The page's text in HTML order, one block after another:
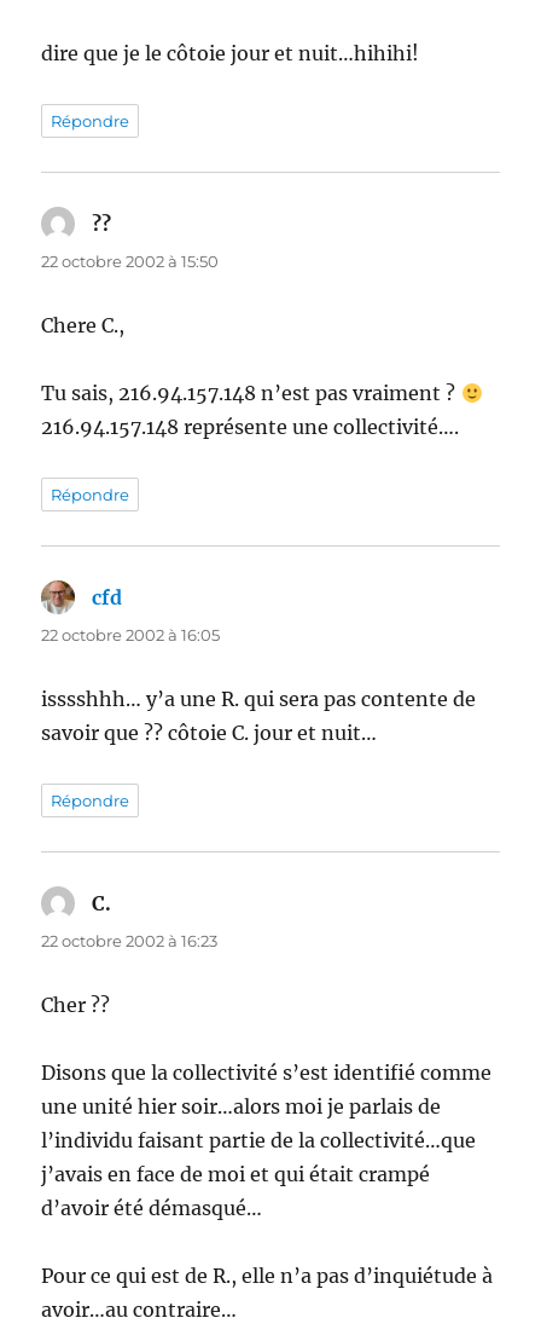
dire que je le côtoie jour et nuit…hihihi!
Répondre
??
22 octobre 2002 à 15:50
Chere C.,
Tu sais, 216.94.157.148 n’est pas vraiment ?
216.94.157.148 représente une collectivité….
Répondre
cfd
22 octobre 2002 à 16:05
isssshhh… y’a une R. qui sera pas contente de
savoir que ?? côtoie C. jour et nuit…
Répondre
C.
22 octobre 2002 à 16:23
Cher ??
Disons que la collectivité s’est identifié comme
une unité hier soir…alors moi je parlais de
l’individu faisant partie de la collectivité…que
j’avais en face de moi et qui était crampé
d’avoir été démasqué…
Pour ce qui est de R., elle n’a pas d’inquiétude à
avoir…au contraire…